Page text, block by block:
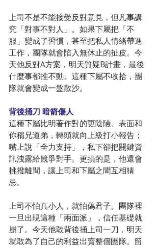
上司不是不能接受反對意見，但凡事講
究「對事不對人」。如果下屬把「不
服」變成了習慣，甚至把私人情緒帶進
工作，團隊就會陷入無休止的扯皮。今
天他反對A方案，明天質疑B計畫，最後
什麼事都推不動。這種下屬不收拾，團
隊就會變成一盤散沙。
背後捅刀 暗箭傷人
這種下屬比明著作對的更陰險。表面和
你稱兄道弟，轉頭就向上級打小報告；
嘴上說「全力支持」，私下卻把關鍵資
訊洩露給競爭對手。更損的是，他還會
挑撥離間，讓上司和下屬之間互相猜
忌。
上司不怕真小人，就怕偽君子。團隊裡
一旦出現這種「兩面派」，信任基礎就
崩了。今天他敢背後捅上司一刀，明天
就敢為了自己的利益出賣整個團隊。留